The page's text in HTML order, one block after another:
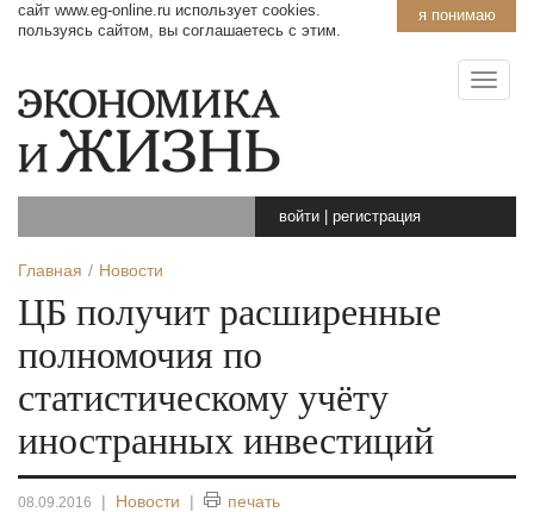
я понимаю
сайт www.eg-online.ru использует cookies.
пользуясь сайтом, вы соглашаетесь с этим.
войти регистрация
Главная Новости
ЦБ получит расширенные
полномочия по
статистическому учёту
иностранных инвестиций
08.09.2016 | Новости | печать